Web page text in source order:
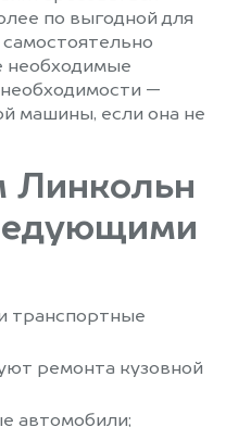
по выгодной для
необходимые
—
машины, если она не
транспортные
ремонта кузовной
автомобили;